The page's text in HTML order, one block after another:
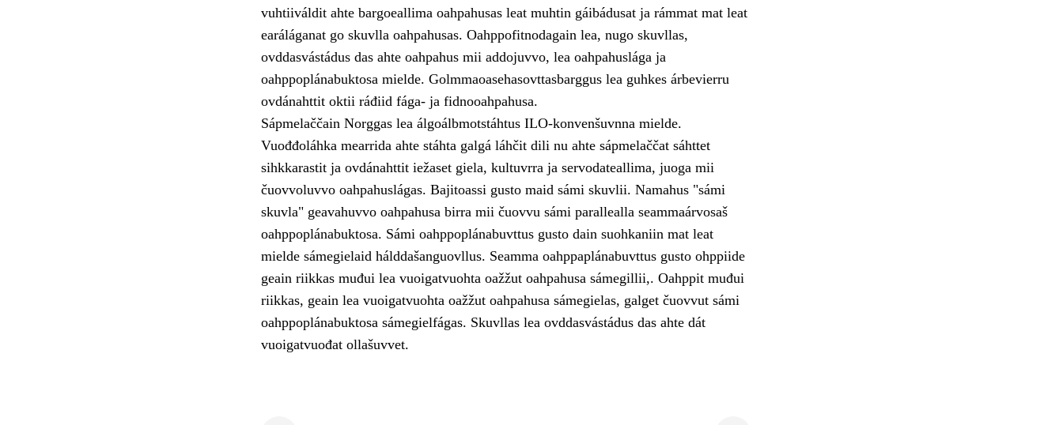
vuhtiiváldit ahte bargoeallima oahpahusas leat muhtin gáibádusat ja rámmat mat leat
earáláganat go skuvlla oahpahusas. Oahppofitnodagain lea, nugo skuvllas,
ovddasvástádus das ahte oahpahus mii addojuvvo, lea oahpahuslága ja
oahppoplánabuktosa mielde. Golmmaoasehasovttasbarggus lea guhkes árbevierru
ovdánahttit oktii ráđiid fága- ja fidnooahpahusa.
Sápmelaččain Norggas lea álgoálbmotstáhtus ILO-konvenšuvnna mielde.
Vuođđoláhka mearrida ahte stáhta galgá láhčit dili nu ahte sápmelaččat sáhttet
sihkkarastit ja ovdánahttit iežaset giela, kultuvrra ja servodateallima, juoga mii
čuovvoluvvo oahpahuslágas. Bajitoassi gusto maid sámi skuvlii. Namahus "sámi
skuvla" geavahuvvo oahpahusa birra mii čuovvu sámi parallealla seammaárvosaš
oahppoplánabuktosa. Sámi oahppoplánabuvttus gusto dain suohkaniin mat leat
mielde sámegielaid hálddašanguovllus. Seamma oahppaplánabuvttus gusto ohppiide
geain riikkas muđui lea vuoigatvuohta oažžut oahpahusa sámegillii,. Oahppit muđui
riikkas, geain lea vuoigatvuohta oažžut oahpahusa sámegielas, galget čuovvut sámi
oahppoplánabuktosa sámegielfágas. Skuvllas lea ovddasvástádus das ahte dát
vuoigatvuođat ollašuvvet.